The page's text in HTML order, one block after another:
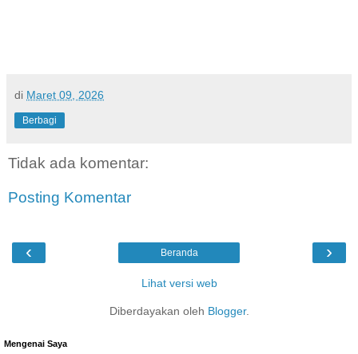
di Maret 09, 2026
Berbagi
Tidak ada komentar:
Posting Komentar
‹ ›
Beranda
Lihat versi web
Diberdayakan oleh Blogger.
Mengenai Saya